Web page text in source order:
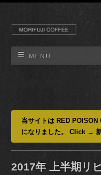
MENU
当サイトは RED
になりました。 Click →
2017年 上半期リ